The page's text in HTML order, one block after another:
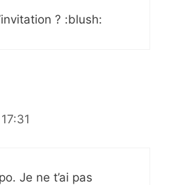
? :blush:
Je ne t’ai pas